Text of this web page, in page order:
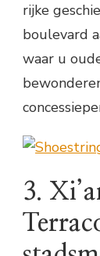
rijke
boulevard
waar u
3.